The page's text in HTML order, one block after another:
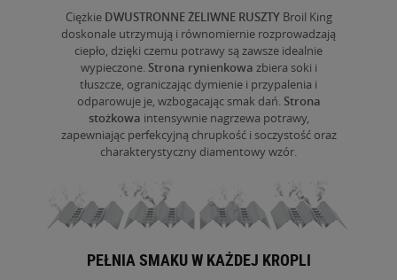
Ciężkie DWUSTRONNE ŻELIWNE RUSZTY Broil King
doskonale utrzymują i równomiernie rozprowadzają
ciepło, dzięki czemu potrawy są zawsze idealnie
wypieczone. Strona rynienkowa zbiera soki i
tłuszcze, ograniczając dymienie i przypalenia i
odparowuje je, wzbogacając smak dań. Strona
stożkowa intensywnie nagrzewa potrawy,
zapewniając perfekcyjną chrupkość i soczystość oraz
charakterystyczny diamentowy wzór.
PEŁNIA SMAKU W KAŻDEJ KROPLI